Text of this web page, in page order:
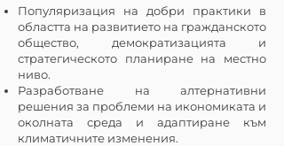
Популяризация на добри практики в
областта на развитието на гражданското
общество, демократизацията и
стратегическото планиране на местно
ниво.
Разработване на алтернативни
решения за проблеми на икономиката и
околната среда и адаптиране към
климатичните изменения.